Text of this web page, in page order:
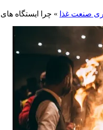
صنعت غذا » چرا ایستگاه